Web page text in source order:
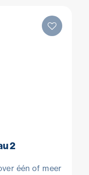
2
één of meer